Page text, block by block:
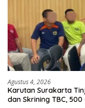
Agustus 4, 2026
Karutan Surakarta
dan Skrining TBC,